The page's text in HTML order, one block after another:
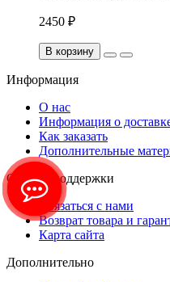
2450 ₽
В корзину
Информация
O нас
Информация о
Как заказать
Дополнительные
Служба поддержки
Связаться с нами
Возврат товара и
Карта сайта
Дополнительно